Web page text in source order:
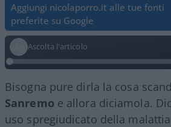
Aggiungi nicolaporro.it alle tue fonti
preferite su Google
Ascolta l'articolo
Bisogna pure dirla la cosa
Sanremo e allora diciamola.
uso spregiudicato della